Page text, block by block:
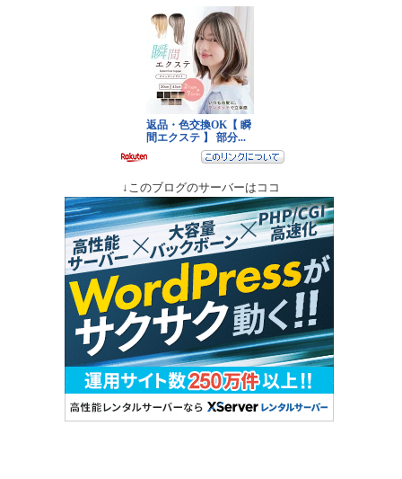
↓このブログのサーバーはココ